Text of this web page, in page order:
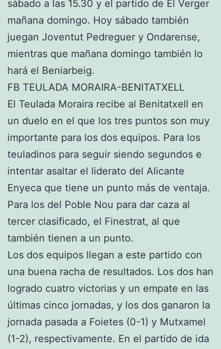
sábado a las 15.30 y el partido de El Verger
mañana domingo. Hoy sábado también
juegan Joventut Pedreguer y Ondarense,
mientras que mañana domingo también lo
hará el Beniarbeig.
FB TEULADA MORAIRA-BENITATXELL
El Teulada Moraira recibe al Benitatxell en
un duelo en el que los tres puntos son muy
importante para los dos equipos. Para los
teuladinos para seguir siendo segundos e
intentar asaltar el liderato del Alicante
Enyeca que tiene un punto más de ventaja.
Para los del Poble Nou para dar caza al
tercer clasificado, el Finestrat, al que
también tienen a un punto.
Los dos equipos llegan a este partido con
una buena racha de resultados. Los dos han
logrado cuatro victorias y un empate en las
últimas cinco jornadas, y los dos ganaron la
jornada pasada a Foietes (0-1) y Mutxamel
(1-2), respectivamente. En el partido de ida